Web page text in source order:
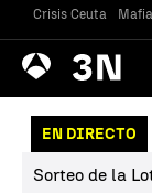
Crisis Ceuta
Antena
3 Noticias
EN DIRECTO
Sorteo de la